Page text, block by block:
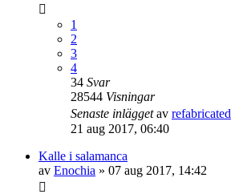
1
2
3
4
34 Svar
28544 Visningar
Senaste inläggetav refabricated
21 aug 2017, 06:40
Kalle i salamanca
av Enochia » 07 aug 2017, 14:42